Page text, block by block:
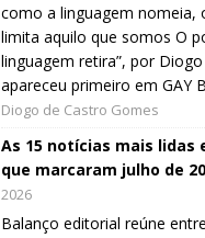
como a linguagem nomeia,
limita aquilo que somos O
linguagem retira”, por
apareceu primeiro em GAY
Diogo de Castro Gomes
As 15 notícias mais lidas
que marcaram julho de
2026
Balanço editorial reúne